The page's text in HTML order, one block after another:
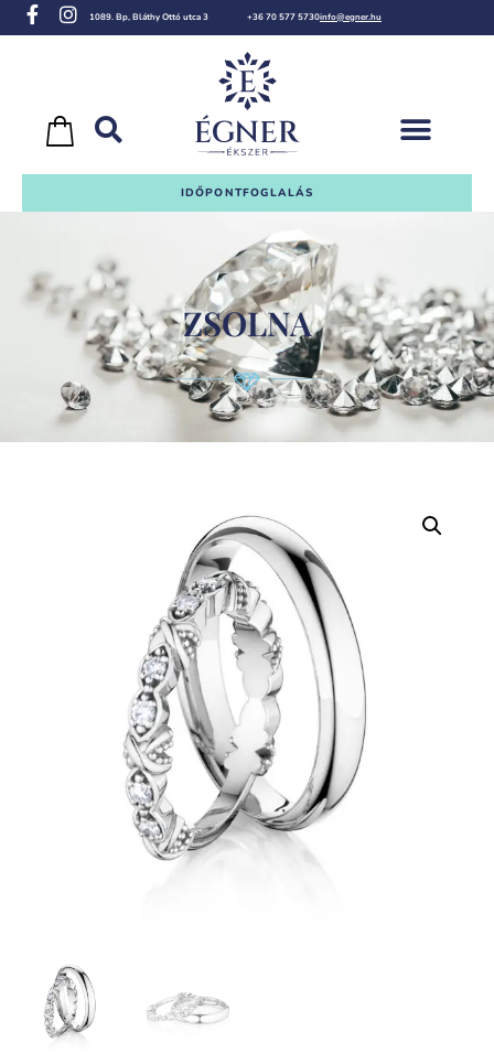
1089. Bp, Bláthy Ottó utca 3 +36 70 577 5730info@egner.hu
IDŐPONTFOGLALÁS
ZSOLNA